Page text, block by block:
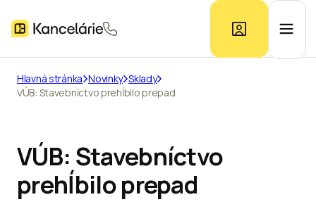
Prieskum trhu
Kontakt
Hlavná stránka Novinky Sklady
VÚB: Stavebníctvo prehĺbilo prepad
VÚB: Stavebníctvo
prehĺbilo prepad